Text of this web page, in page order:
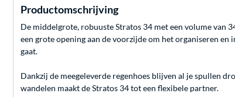
Productomschrijving
De middelgrote, robuuste Stratos 34 met een volume van
een grote opening aan de voorzijde om het organiseren
gaat.
Dankzij de meegeleverde regenhoes blijven al je spullen
wandelen maakt de Stratos 34 tot een flexibele partner.